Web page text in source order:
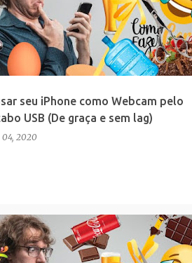
seu iPhone como Webcam pelo
USB (De graça e sem lag)
2020